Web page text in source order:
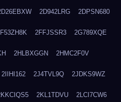
2D942LRG 2DPSN680
2FFJSSR3 2G789XQE
2HLBXGGN 2HMC2F0V
2IIHI162 2J4TVL9Q 2JDKS9WZ
2KL1TDVU 2LCI7CW6